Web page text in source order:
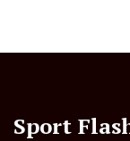
Sport